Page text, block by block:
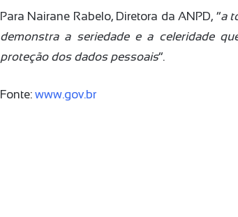
Para Nairane Rabelo, Diretora da ANPD, “a
demonstra a seriedade e a celeridade
proteção dos dados pessoais”.
Fonte: www.gov.br